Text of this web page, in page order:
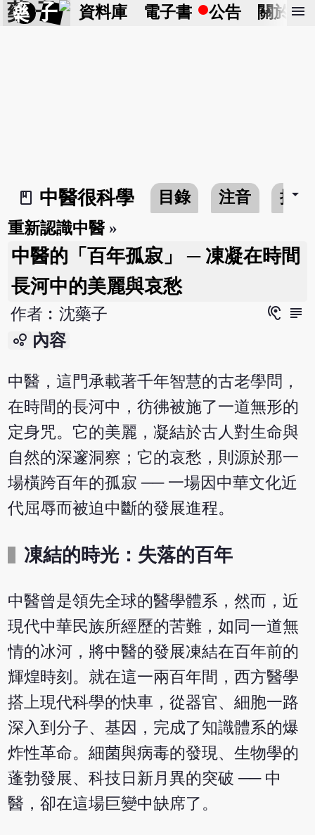
藥 子 資料庫 電子書 公告 關於 menu
book_2
中醫很科學 目錄 注音 搜尋
arrow_drop_down
重新認識中醫 »
中醫的「百年孤寂」 ─ 凍凝在時間
長河中的美麗與哀愁
作者︰沈藥子 hearing subject
bubble_chart 內容
中醫，這門承載著千年智慧的古老學問，
在時間的長河中，彷彿被施了一道無形的
定身咒。它的美麗，凝結於古人對生命與
自然的深邃洞察；它的哀愁，則源於那一
場橫跨百年的孤寂 ── 一場因中華文化近
代屈辱而被迫中斷的發展進程。
凍結的時光：失落的百年
中醫曾是領先全球的醫學體系，然而，近
現代中華民族所經歷的苦難，如同一道無
情的冰河，將中醫的發展凍結在百年前的
輝煌時刻。就在這一兩百年間，西方醫學
搭上現代科學的快車，從器官、細胞一路
深入到分子、基因，完成了知識體系的爆
炸性革命。細菌與病毒的發現、生物學的
蓬勃發展、科技日新月異的突破 ── 中
醫，卻在這場巨變中缺席了。